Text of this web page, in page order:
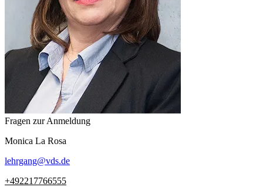
Fragen zur Anmeldung
Monica La Rosa
lehrgang@vds.de
+492217766555